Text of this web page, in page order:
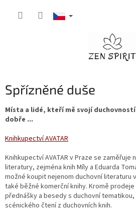
Spřízněné duše
Místa a lidé, kteří mě svojí
dobře ...
Knihkupectví AVATAR
Knihkupectví AVATAR v Praze se zaměřuje
literatury, zejména knih Míly a Eduarda
možné koupit nejenom duchovní literaturu
také běžné komerční knihy. Kromě
přednášky a besedy s duchovní
scénického čtení z duchovních knih.